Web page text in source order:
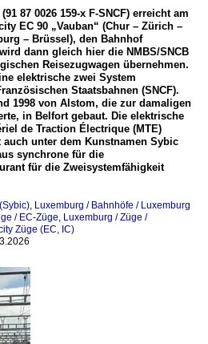
87 0026 159-x F-SNCF) erreicht am
EC 90 „Vauban“ (Chur – Zürich –
– Brüssel), den Bahnhof
dann gleich hier die NMBS/SNCB
Reisezugwagen übernehmen.
elektrische zwei System
Staatsbahnen (SNCF).
1998 von Alstom, die zur damaligen
in Belfort gebaut. Die elektrische
de Traction Électrique (MTE)
auch unter dem Kunstnamen Sybic
synchrone für die
für die Zweisystemfähigkeit
, Luxemburg / Bahnhöfe / Luxemburg
/ EC-Züge, Luxemburg / Züge /
Züge (EC, IC)